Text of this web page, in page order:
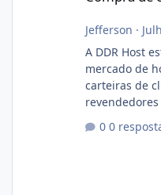
Jefferson ·
A DDR Host
mercado de
carteiras de
operação. Se
0